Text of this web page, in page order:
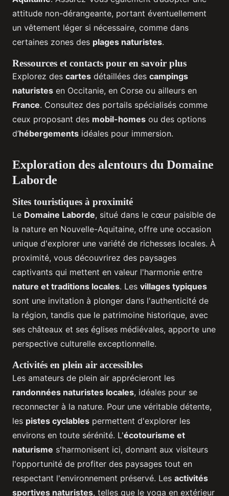
attitude non-dérangeante, portant éventuellement
un vêtement léger si nécessaire, comme dans
certaines zones des plages naturistes.
Ressources et contacts pour en savoir plus
Explorez des cartes détaillées des campings
naturistes en Occitanie, en Corse ou ailleurs en
France. Consultez des portails spécialisés comme
ceux proposant des mobil-homes ou des options
d’hébergements idéales pour immersion.
Exploration des alentours du Domaine
Laborde
Sites touristiques à proximité
Le Domaine Laborde, situé dans le cœur paisible de
la nature en Nouvelle-Aquitaine, offre une occasion
unique d'explorer une variété de richesses locales. À
proximité, vous découvrirez des paysages
captivants qui mettent en valeur l'harmonie entre
nature et traditions locales. Les villages typiques
sont une invitation à plonger dans l'authenticité de
la région, tandis que le patrimoine historique, avec
ses châteaux et ses églises médiévales, apporte une
perspective culturelle exceptionnelle.
Activités en plein air accessibles
Les amateurs de plein air apprécieront les
randonnées naturistes locales, idéales pour se
reconnecter à la nature. Pour une véritable détente,
les pistes cyclables permettent d'explorer les
environs en toute sérénité. L'écotourisme et
naturisme s'harmonisent ici, donnant aux visiteurs
l'opportunité de profiter des paysages tout en
respectant l'environnement préservé. Les activités
sportives naturistes, telles que le yoga en extérieur